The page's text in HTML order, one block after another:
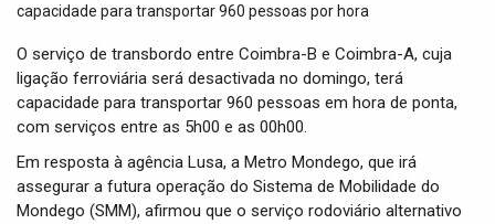
O serviço de transbordo entre Coimbra-B e Coimbra-A, cuja
ligação ferroviária será desactivada no domingo, terá
capacidade para transportar 960 pessoas em hora de ponta,
com serviços entre as 5h00 e as 00h00.
Em resposta à agência Lusa, a Metro Mondego, que irá
assegurar a futura operação do Sistema de Mobilidade do
Mondego (SMM), afirmou que o serviço rodoviário alternativo